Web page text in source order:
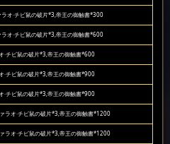
オ·チビ鼠の破片*3,帝王の御触書*300
オ·チビ鼠の破片*3,帝王の御触書*600
·チビ鼠の破片*3,帝王の御触書*600
·チビ鼠の破片*3,帝王の御触書*900
·チビ鼠の破片*3,帝王の御触書*900
ラオ·チビ鼠の破片*3,帝王の御触書*1200
ラオ·チビ鼠の破片*3,帝王の御触書*1200